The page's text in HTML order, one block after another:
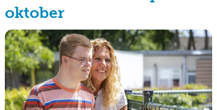
oktober